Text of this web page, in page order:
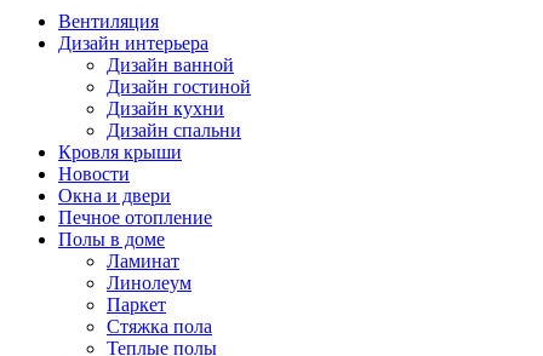
Вентиляция
Дизайн интерьера
Дизайн ванной
Дизайн гостиной
Дизайн кухни
Дизайн спальни
Кровля крыши
Новости
Окна и двери
Печное отопление
Полы в доме
Ламинат
Линолеум
Паркет
Стяжка пола
Теплые полы